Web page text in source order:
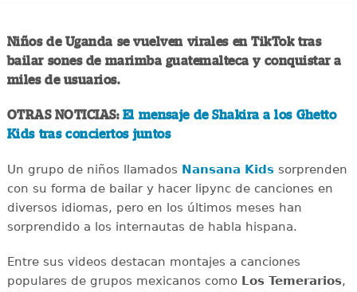
Niños de Uganda se vuelven virales en TikTok tras
bailar sones de marimba guatemalteca y conquistar a
miles de usuarios.
OTRAS NOTICIAS: El mensaje de Shakira a los Ghetto
Kids tras conciertos juntos
Un grupo de niños llamados Nansana Kidssorprenden
con su forma de bailar y hacer lipync de canciones en
diversos idiomas, pero en los últimos meses han
sorprendido a los internautas de habla hispana.
Entre sus videos destacan montajes a canciones
populares de grupos mexicanos como Los Temerarios,